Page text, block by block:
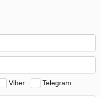
Viber Telegram